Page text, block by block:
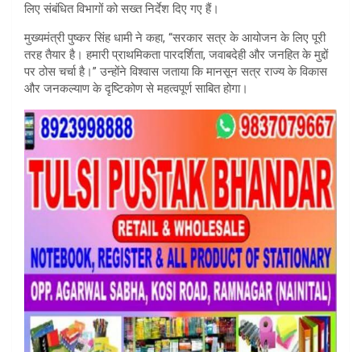
लिए संबंधित विभागों को सख्त निर्देश दिए गए हैं।
मुख्यमंत्री पुष्कर सिंह धामी ने कहा, “सरकार सत्र के आयोजन के लिए पूरी
तरह तैयार है। हमारी प्राथमिकता पारदर्शिता, जवाबदेही और जनहित के मुद्दों
पर ठोस चर्चा है।” उन्होंने विश्वास जताया कि मानसून सत्र राज्य के विकास
और जनकल्याण के दृष्टिकोण से महत्वपूर्ण साबित होगा।